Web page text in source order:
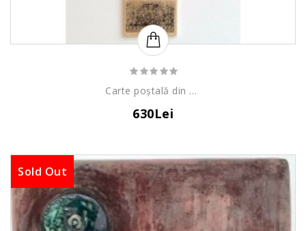
Carte poștală din ceramică
630Lei
Sold Out